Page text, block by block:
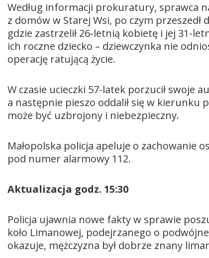
Według informacji prokuratury, sprawca
z domów w Starej Wsi, po czym
gdzie zastrzelił 26-letnią kobietę i jej 31-
ich roczne dziecko – dziewczynka nie
operację ratującą życie.
W czasie ucieczki 57-latek porzucił swoje
a następnie pieszo oddalił się w kierunku
może być uzbrojony i niebezpieczny.
Małopolska policja apeluje o zachowanie
pod numer alarmowy 112.
Aktualizacja godz. 15:30
Policja ujawnia nowe fakty w sprawie
koło Limanowej, podejrzanego o
okazuje, mężczyzna był dobrze znany